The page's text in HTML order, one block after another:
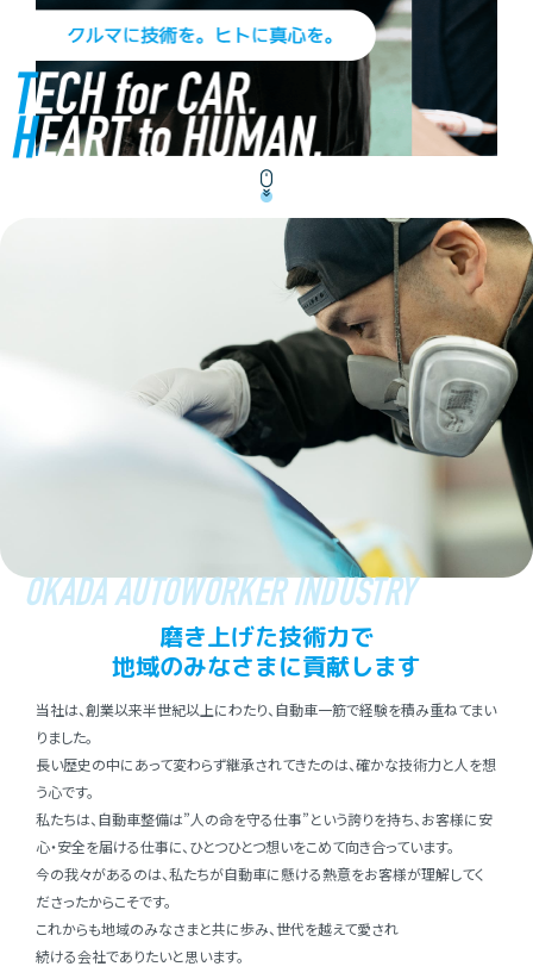
OKADA AUTOWORKER INDUSTRY
磨き上げた技術⼒で
地域のみなさまに貢献します
当社は、創業以来半世紀以上にわたり、⾃動⾞⼀筋で経験を積み重ねてまい
りました。
⻑い歴史の中にあって変わらず継承されてきたのは、確かな技術⼒と⼈を想
う⼼です。
私たちは、⾃動⾞整備は”⼈の命を守る仕事”という誇りを持ち、お客様に安
⼼・安全を届ける仕事に、ひとつひとつ想いをこめて向き合っています。
今の我々があるのは、私たちが⾃動⾞に懸ける熱意をお客様が理解してく
ださったからこそです。
これからも地域のみなさまと共に歩み、世代を越えて愛され
続ける会社でありたいと思います。